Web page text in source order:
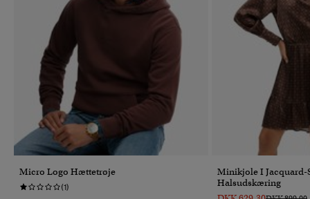
Micro Logo Hættetrøje
(1)
Minikjole I Jacquard-
Halsudskæring